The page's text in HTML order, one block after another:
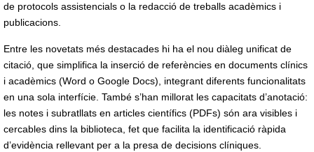
de protocols assistencials o la redacció de treballs acadèmics i
publicacions.
Entre les novetats més destacades hi ha el nou diàleg unificat de
citació, que simplifica la inserció de referències en documents clínics
i acadèmics (Word o Google Docs), integrant diferents funcionalitats
en una sola interfície. També s’han millorat les capacitats d’anotació:
les notes i subratllats en articles científics (PDFs) són ara visibles i
cercables dins la biblioteca, fet que facilita la identificació ràpida
d’evidència rellevant per a la presa de decisions clíniques.